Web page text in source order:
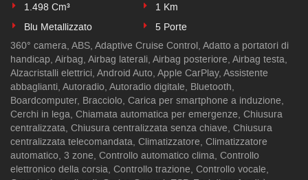
1.498 Cm³
1 Km
Blu Metallizzato
5 Porte
360° camera, ABS, Adaptive Cruise Control, Adatto a portatori di
handicap, Airbag, Airbag laterali, Airbag posteriore, Airbag testa,
Alzacristalli elettrici, Android Auto, Apple CarPlay, Assistente
abbaglianti, Autoradio, Autoradio digitale, Bluetooth,
Boardcomputer, Bracciolo, Carica per smartphone a induzione,
Cerchi in lega, Chiamata automatica per emergenze, Chiusura
centralizzata, Chiusura centralizzata senza chiave, Chiusura
centralizzata telecomandata, Climatizzatore, Climatizzatore
automatico, 3 zone, Controllo automatico clima, Controllo
elettronico della corsia, Controllo trazione, Controllo vocale,